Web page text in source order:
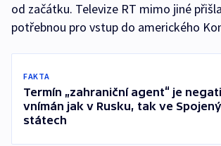
od začátku. Televize RT mimo jiné
potřebnou pro vstup do amerického
FAKTA
Termín „zahraniční agent“ je
vnímán jak v Rusku, tak ve
státech